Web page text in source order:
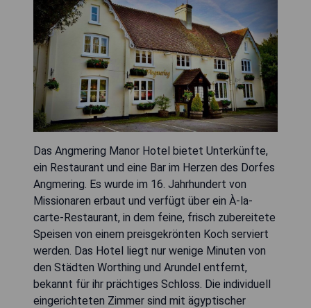
Das Angmering Manor Hotel bietet Unterkünfte,
ein Restaurant und eine Bar im Herzen des Dorfes
Angmering. Es wurde im 16. Jahrhundert von
Missionaren erbaut und verfügt über ein À-la-
carte-Restaurant, in dem feine, frisch zubereitete
Speisen von einem preisgekrönten Koch serviert
werden. Das Hotel liegt nur wenige Minuten von
den Städten Worthing und Arundel entfernt,
bekannt für ihr prächtiges Schloss. Die individuell
eingerichteten Zimmer sind mit ägyptischer